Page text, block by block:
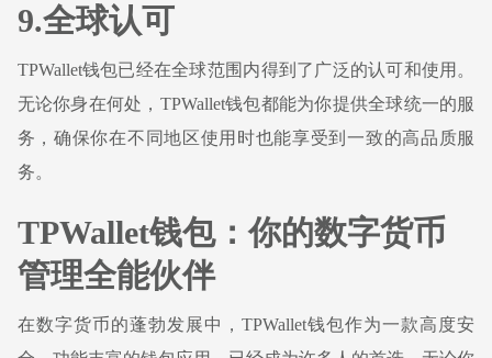
9.全球认可
TPWallet钱包已经在全球范围内得到了广泛的认可和使用。
无论你身在何处，TPWallet钱包都能为你提供全球统一的服
务，确保你在不同地区使用时也能享受到一致的高品质服
务。
TPWallet钱包：你的数字货币
管理全能伙伴
在数字货币的蓬勃发展中，TPWallet钱包作为一款高度安